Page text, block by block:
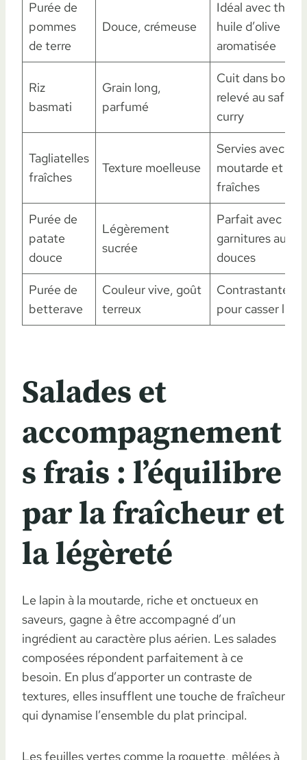
Purée de
pommes
de terre
Douce, crémeuse
Idéal avec thym
huile d’olive
aromatisée
Riz
basmati
Grain long,
parfumé
Cuit dans
relevé au safran
curry
Tagliatelles
fraîches
Texture moelleuse
Servies avec
moutarde et
fraîches
Purée de
patate
douce
Légèrement
sucrée
Parfait avec
garnitures aux
douces
Purée de
betterave
Couleur vive, goût
terreux
Contrastante,
pour casser les
Salades et
accompagnement
s frais : l’équilibre
par la fraîcheur et
la légèreté
Le lapin à la moutarde, riche et onctueux en
saveurs, gagne à être accompagné d’un
ingrédient au caractère plus aérien. Les salades
composées répondent parfaitement à ce
besoin. En plus d’apporter un contraste de
textures, elles insufflent une touche de fraîcheur
qui dynamise l’ensemble du plat principal.
Les feuilles vertes comme la roquette, mêlées à